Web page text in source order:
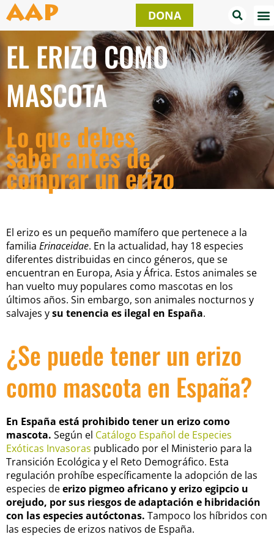
al
contenido
AAP DONA
EL ERIZO COMO
MASCOTA
Lo que debes
saber antes de
comprar un erizo
El erizo es un pequeño mamífero que pertenece a la
familia Erinaceidae. En la actualidad, hay 18 especies
diferentes distribuidas en cinco géneros, que se
encuentran en Europa, Asia y África. Estos animales se
han vuelto muy populares como mascotas en los
últimos años. Sin embargo, son animales nocturnos y
salvajes ysu tenencia es ilegal en España.
¿Se puede tener un erizo
como mascota en España?
En España está prohibido tener un erizo como
mascota. Según el Catálogo Español de Especies
Exóticas Invasoras publicado por el Ministerio para la
Transición Ecológica y el Reto Demográfico. Esta
regulación prohíbe específicamente la adopción de las
especies deerizo pigmeo africano y erizo egipcio u
orejudo, por sus riesgos de adaptación e hibridación
con las especies autóctonas. Tampoco los híbridos con
las especies de erizos nativos de España.